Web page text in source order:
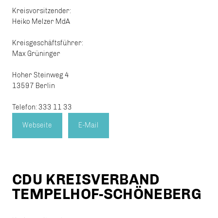
Kreisvorsitzender:
Heiko Melzer MdA
Kreisgeschäftsführer:
Max Grüninger
Hoher Steinweg 4
13597 Berlin
Telefon: 333 11 33
Webseite E-Mail
CDU KREISVERBAND
TEMPELHOF-SCHÖNEBERG